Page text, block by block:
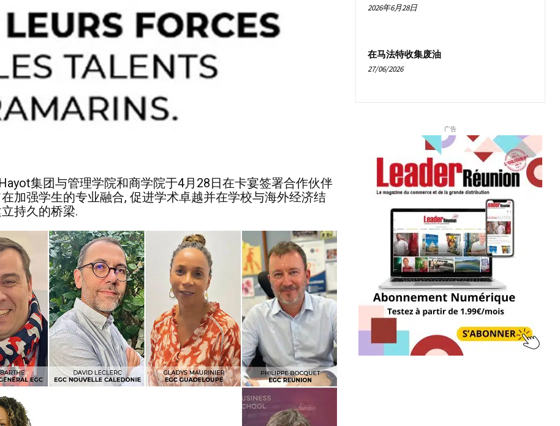
集团与管理学院和商学院于4月28日在卡宴签署合作伙伴
加强学生的专业融合, 促进学术卓越并在学校与海外经济结
持久的桥梁.
2026年6月28日
在马法特收集废油
27/06/2026
广告